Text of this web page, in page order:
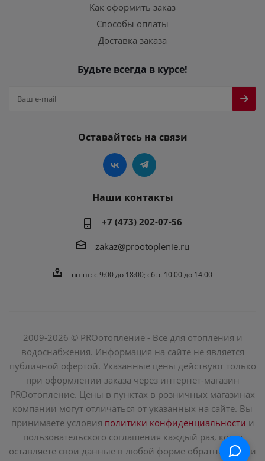
Как оформить заказ
Способы оплаты
Доставка заказа
Будьте всегда в курсе!
Оставайтесь на связи
Наши контакты
+7 (473) 202-07-56
zakaz@prootoplenie.ru
пн-пт: c 9:00 до 18:00; сб: с 10:00 до 14:00
2009-2026 © PROотопление - Все для отопления и
водоснабжения. Информация на сайте не является
публичной офертой. Указанные цены действуют только
при оформлении заказа через интернет-магазин
PROотопление. Цены в пунктах в розничных магазинах
компании могут отличаться от указанных на сайте. Вы
принимаете условия политики конфиденциальности и
пользовательского соглашения каждый раз, когда
оставляете свои данные в любой форме обратной связи